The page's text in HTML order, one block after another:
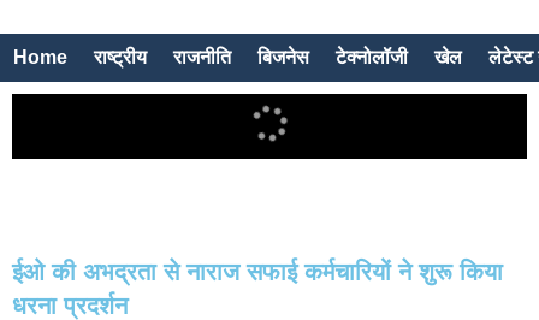
Home राष्ट्रीय राजनीति बिजनेस टेक्नोलॉजी खेल लेटेस्ट
ईओ की अभद्रता से नाराज सफाई कर्मचारियों ने शुरू किया
धरना प्रदर्शन